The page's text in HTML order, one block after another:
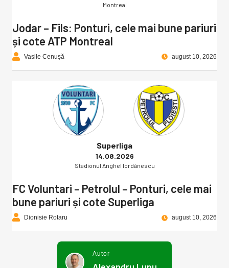
Montreal
Jodar – Fils: Ponturi, cele mai bune pariuri
și cote ATP Montreal
Vasile Cenușă august 10, 2026
Superliga
14.08.2026
Stadionul Anghel Iordănescu
FC Voluntari – Petrolul – Ponturi, cele mai
bune pariuri și cote Superliga
Dionisie Rotaru august 10, 2026
Autor